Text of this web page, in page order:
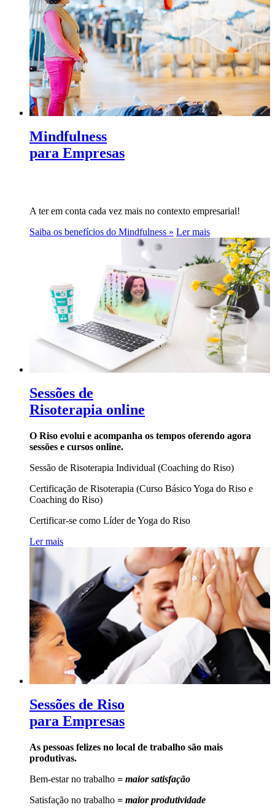
Mindfulness
para Empresas
A ter em conta cada vez mais no contexto empresarial!
Saiba os benefícios do Mindfulness » Ler mais
Sessões de
Risoterapia online
O Riso evolui e acompanha os tempos oferendo agora
sessões e cursos online.
Sessão de Risoterapia Individual (Coaching do Riso)
Certificação de Risoterapia (Curso Básico Yoga do Riso e
Coaching do Riso)
Certificar-se como Líder de Yoga do Riso
Ler mais
Sessões de Riso
para Empresas
As pessoas felizes no local de trabalho são mais
produtivas.
Bem-estar no trabalho = maior satisfação
Satisfação no trabalho = maior produtividade